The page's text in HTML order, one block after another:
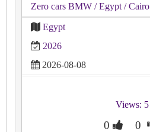
Zero cars BMW / Egypt / Cairo
Egypt
2026
2026-08-08
Views: 5
0 0